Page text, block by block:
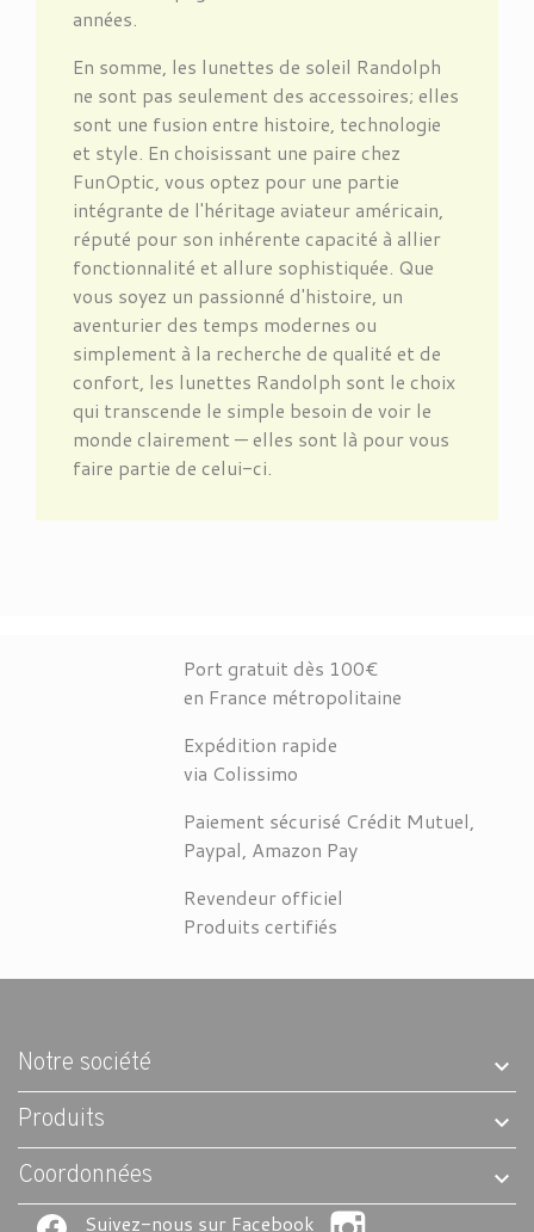
années.
En somme, les lunettes de soleil Randolph
ne sont pas seulement des accessoires; elles
sont une fusion entre histoire, technologie
et style. En choisissant une paire chez
FunOptic, vous optez pour une partie
intégrante de l'héritage aviateur américain,
réputé pour son inhérente capacité à allier
fonctionnalité et allure sophistiquée. Que
vous soyez un passionné d'histoire, un
aventurier des temps modernes ou
simplement à la recherche de qualité et de
confort, les lunettes Randolph sont le choix
qui transcende le simple besoin de voir le
monde clairement — elles sont là pour vous
faire partie de celui-ci.
Port gratuit dès 100€
en France métropolitaine
Expédition rapide
via Colissimo
Paiement sécurisé Crédit Mutuel,
Paypal, Amazon Pay
Revendeur officiel
Produits certifiés
Notre société
Produits
Coordonnées
Suivez-nous sur Facebook